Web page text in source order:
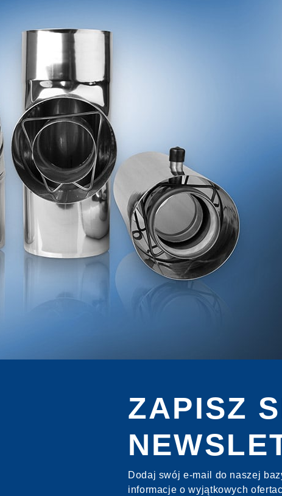
ZAPISZ
Dodaj swój e-mail do naszej
informacje o wyjątkowych